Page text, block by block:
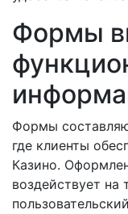
Формы
Формы
где клиенты
Казино.
воздействует